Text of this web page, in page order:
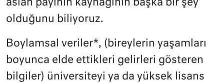
aslan payının kaynağının başka bir şey
olduğunu biliyoruz.
Boylamsal veriler*, (bireylerin yaşamları
boyunca elde ettikleri gelirleri gösteren
bilgiler) üniversiteyi ya da yüksek lisans